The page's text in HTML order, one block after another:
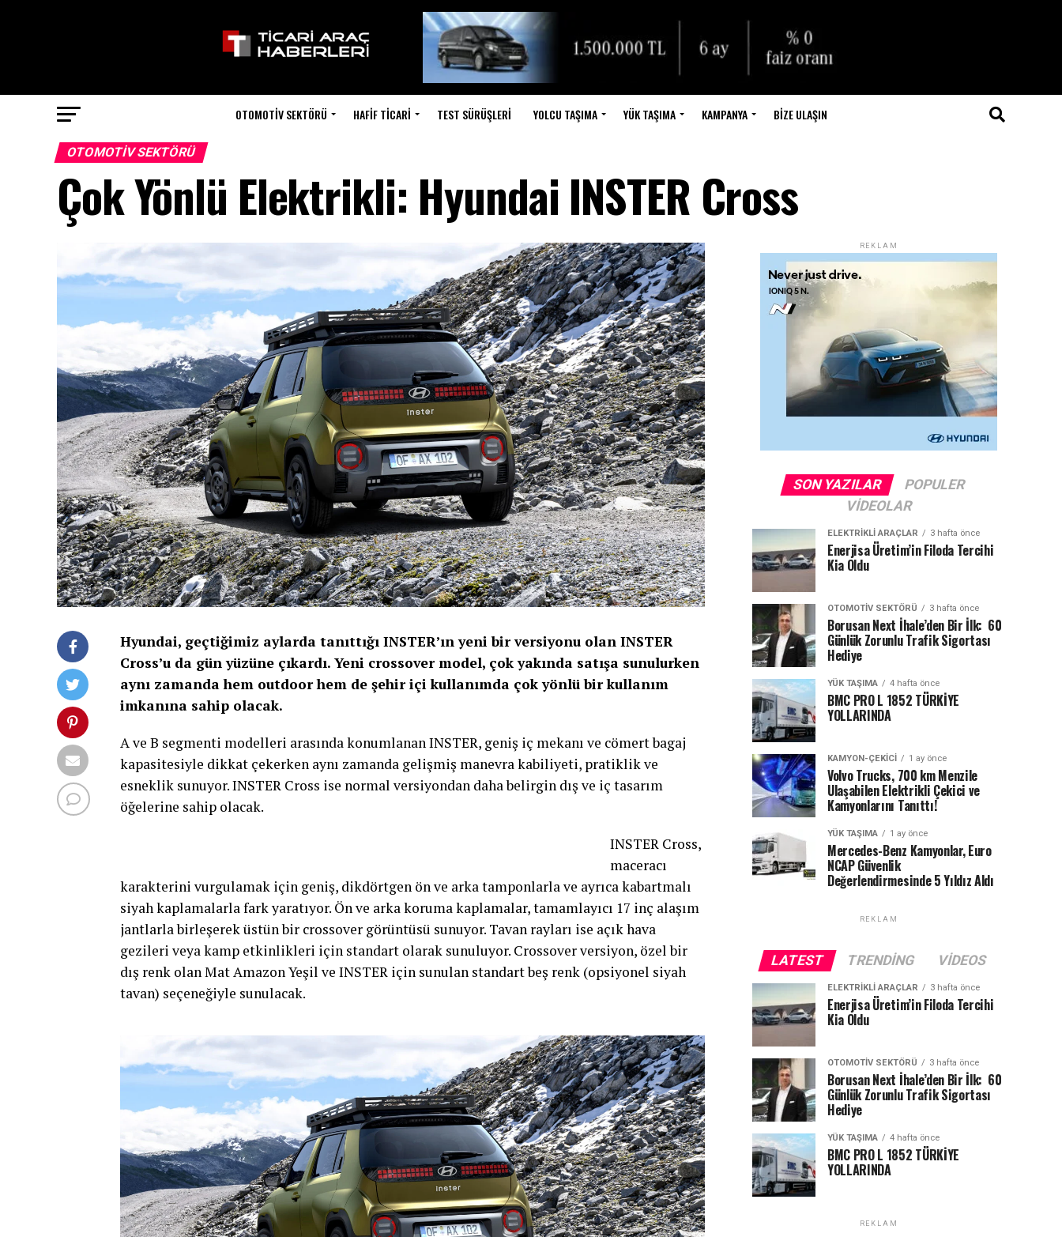
OTOMOTIV SEKTÖRÜ HAFIF TICARI TEST SÜRÜŞLERI YOLCU TAŞIMA YÜK TAŞIMA KAMPANYA BIZE ULAŞIN
OTOMOTIV SEKTÖRÜ
Çok Yönlü Elektrikli: Hyundai INSTER Cross
Hyundai, geçtiğimiz aylarda tanıttığı INSTER’ın yeni bir versiyonu olan INSTER
Cross’u da gün yüzüne çıkardı. Yeni crossover model, çok yakında satışa sunulurken
aynı zamanda hem outdoor hem de şehir içi kullanımda çok yönlü bir kullanım
imkanına sahip olacak.
A ve B segmenti modelleri arasında konumlanan INSTER, geniş iç mekanı ve cömert bagaj
kapasitesiyle dikkat çekerken aynı zamanda gelişmiş manevra kabiliyeti, pratiklik ve
esneklik sunuyor. INSTER Cross ise normal versiyondan daha belirgin dış ve iç tasarım
öğelerine sahip olacak.
INSTER Cross,
maceracı
karakterini vurgulamak için geniş, dikdörtgen ön ve arka tamponlarla ve ayrıca kabartmalı
siyah kaplamalarla fark yaratıyor. Ön ve arka koruma kaplamalar, tamamlayıcı 17 inç alaşım
jantlarla birleşerek üstün bir crossover görüntüsü sunuyor. Tavan rayları ise açık hava
gezileri veya kamp etkinlikleri için standart olarak sunuluyor. Crossover versiyon, özel bir
dış renk olan Mat Amazon Yeşil ve INSTER için sunulan standart beş renk (opsiyonel siyah
tavan) seçeneğiyle sunulacak.
REKLAM
SON YAZILAR
POPULER
VIDEOLAR
ELEKTRIKLI ARAÇLAR 3 hafta önce
Enerjisa Üretim’in Filoda Tercihi
Kia Oldu
OTOMOTIV SEKTÖRÜ 3 hafta önce
Borusan Next İhale’den Bir İlk: 60
Günlük Zorunlu Trafik Sigortası
Hediye
YÜK TAŞIMA 4 hafta önce
BMC PRO L 1852 TÜRKİYE
YOLLARINDA
KAMYON-ÇEKICI 1 ay önce
Volvo Trucks, 700 km Menzile
Ulaşabilen Elektrikli Çekici ve
Kamyonlarını Tanıttı!
YÜK TAŞIMA 1 ay önce
Mercedes-Benz Kamyonlar, Euro
NCAP Güvenlik
Değerlendirmesinde 5 Yıldız Aldı
REKLAM
LATEST TRENDING VIDEOS
ELEKTRIKLI ARAÇLAR 3 hafta önce
Enerjisa Üretim’in Filoda Tercihi
Kia Oldu
OTOMOTIV SEKTÖRÜ 3 hafta önce
Borusan Next İhale’den Bir İlk: 60
Günlük Zorunlu Trafik Sigortası
Hediye
YÜK TAŞIMA 4 hafta önce
BMC PRO L 1852 TÜRKİYE
YOLLARINDA
REKLAM